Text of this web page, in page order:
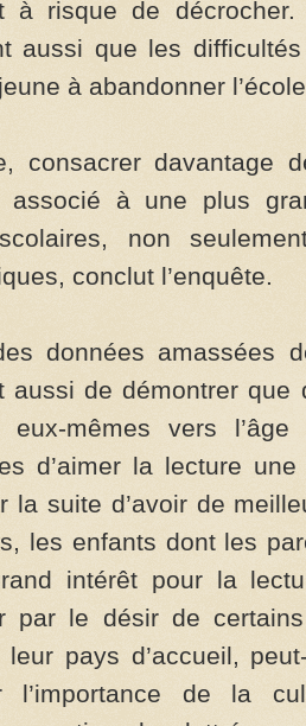
à risque de décrocher.
aussi que les
à abandonner
consacrer
associé à une plus
non
conclut l’enquête.
données amassées
aussi de démontrer
eux-mêmes vers
d’aimer la lecture
la suite d’avoir de
les enfants dont les
intérêt pour la
par le désir de
pays d’accueil,
l’importance de la